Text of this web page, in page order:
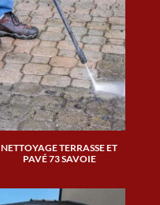
NETTOYAGE TERRASSE ET
PAVÉ 73 SAVOIE